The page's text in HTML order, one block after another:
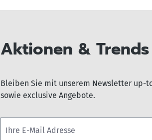
Aktionen &
Bleiben Sie mit unserem Newsletter up-
sowie exclusive Angebote.